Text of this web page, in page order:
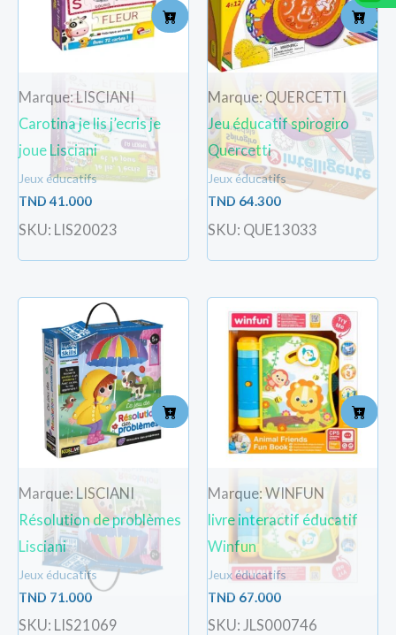
Marque: LISCIANI
Carotina je lis j’ecris je
joue Lisciani
Jeux éducatifs
TND 41.000
SKU: LIS20023
Marque: QUERCETTI
Jeu éducatif spirogiro
Quercetti
Jeux éducatifs
TND 64.300
SKU: QUE13033
Marque: LISCIANI
Résolution de problèmes
Lisciani
Jeux éducatifs
TND 71.000
SKU: LIS21069
Marque: WINFUN
livre interactif éducatif
Winfun
Jeux éducatifs
TND 67.000
SKU: JLS000746